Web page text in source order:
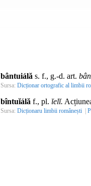
bântuiálă s. f., g.-d. art.
Sursa: Dicționar ortografic al limbii
bîntuĭálă f., pl. ĭelĭ.
Sursa: Dicționaru limbii românești |